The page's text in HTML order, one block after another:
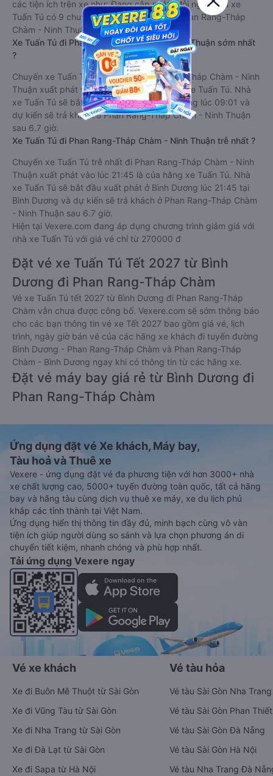
các tiện ích trên xe như: Đang cập nhật. Mỗi ngày nhà xe
Tuấn Tú có 9 chuyến xe đi Bình Dương đi Phan Rang-Tháp
Chàm - Ninh Thuận.
Xe Tuấn Tú đi Phan Rang-Tháp Chàm - Ninh Thuận sớm nhất
?
Chuyến xe Tuấn Tú sớm nhất đi Phan Rang-Tháp Chàm - Ninh
Thuận xuất phát vào lúc 09:01 là của hãng xe Tuấn Tú. Nhà
xe Tuấn Tú sẽ bắt đầu xuất phát ở Bình Dương lúc 09:01 và
dự kiến sẽ trả khách ở Phan Rang-Tháp Chàm - Ninh Thuận
sau 6.7 giờ.
Xe Tuấn Tú đi Phan Rang-Tháp Chàm - Ninh Thuận trễ nhất ?
Chuyến xe Tuấn Tú trễ nhất đi Phan Rang-Tháp Chàm - Ninh
Thuận xuất phát vào lúc 21:45 là của hãng xe Tuấn Tú. Nhà
xe Tuấn Tú sẽ bắt đầu xuất phát ở Bình Dương lúc 21:45 tại
Bình Dương và dự kiến sẽ trả khách ở Phan Rang-Tháp Chàm
- Ninh Thuận sau 6.7 giờ.
Hiện tại Vexere.com đang áp dụng chương trình giảm giá với
nhà xe Tuấn Tú với giá vé chỉ từ 270000 đ
Đặt vé xe Tuấn Tú Tết 2027 từ Bình
Dương đi Phan Rang-Tháp Chàm
Vé xe Tuấn Tú tết 2027 từ Bình Dương đi Phan Rang-Tháp
Chàm vẫn chưa được công bố. Vexere.com sẽ sớm thông báo
cho các bạn thông tin vé xe Tết 2027 bao gồm giá vé, lịch
trình, ngày giờ bán vé của các hãng xe khách đi tuyến đường
Bình Dương - Phan Rang-Tháp Chàm và Phan Rang-Tháp
Chàm - Bình Dương ngay khi có thông tin từ các hãng xe.
Đặt vé máy bay giá rẻ từ Bình Dương đi
Phan Rang-Tháp Chàm
Ứng dụng đặt vé Xe khách, Máy bay,
Tàu hoả và Thuê xe
Vexere - ứng dụng đặt vé đa phương tiện với hơn 3000+ nhà
xe chất lượng cao, 5000+ tuyến đường toàn quốc, tất cả hãng
bay và hãng tàu cùng dịch vụ thuê xe máy, xe du lịch phủ
khắp các tỉnh thành tại Việt Nam.
Ứng dụng hiển thị thông tin đầy đủ, minh bạch cùng vô vàn
tiện ích giúp người dùng so sánh và lựa chọn phương án di
chuyển tiết kiệm, nhanh chóng và phù hợp nhất.
Tải ứng dụng Vexere ngay
Vé xe khách
Xe đi Buôn Mê Thuột từ Sài Gòn
Xe đi Vũng Tàu từ Sài Gòn
Xe đi Nha Trang từ Sài Gòn
Xe đi Đà Lạt từ Sài Gòn
Xe đi Sapa từ Hà Nội
Vé tàu hỏa
Vé tàu Sài Gòn Nha Trang
Vé tàu Sài Gòn Phan Thiết
Vé tàu Sài Gòn Đà Nẵng
Vé tàu Sài Gòn Hà Nội
Vé tàu Nha Trang Đà